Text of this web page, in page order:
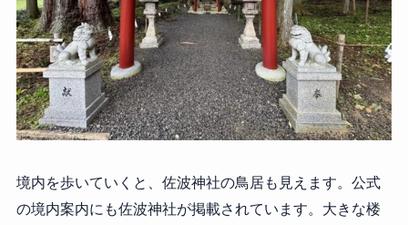
境内を歩いていくと、佐波神社の鳥居も見えます。公式
の境内案内にも佐波神社が掲載されています。大きな楼